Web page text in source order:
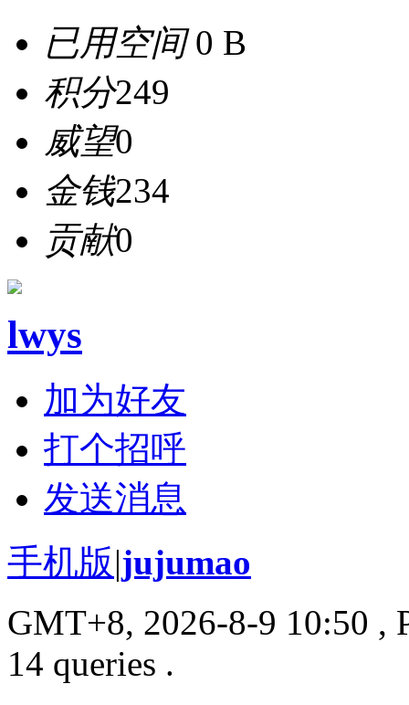
已用空间0 B
积分249
威望0
金钱234
贡献0
lwys
加为好友
打个招呼
发送消息
手机版|jujumao
GMT+8, 2026-8-9 10:50 ,
14 queries .